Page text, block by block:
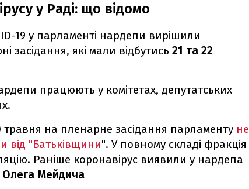
у Раді: що відомо
19 у парламенті нардепи вирішили
засідання, які мали відбутись21 та 22
працюють у комітетах, депутатських
на пленарне засідання парламенту не
від "Батьківщини". У повному складі фракція
Раніше коронавірус виявили у нардепа
Олега Мейдича